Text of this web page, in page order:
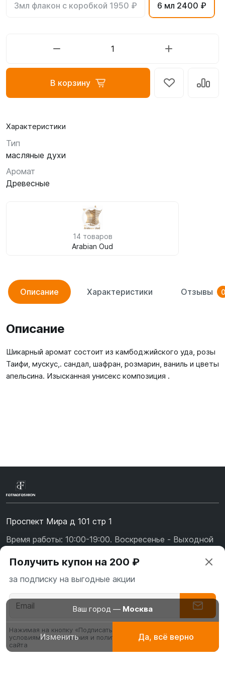
Абаи
эксклюзивные
Платья для
молитвы, намаза
3мл флакон с коробкой 1950 ₽ 6 мл 2400 ₽
В корзину
Характеристики
Тип
масляные духи
Аромат
Древесные
14 товаров
Arabian Oud
Описание Характеристики Отзывы 0
Описание
Шикарный аромат состоит из камбоджийского уда, розы
Таифи, мускус,. сандал, шафран, розмарин, ваниль и цветы
апельсина. Изысканная унисекс композиция .
Проспект Мира д 101 стр 1
Время работы: 10:00-19:00. Воскресенье - Выходной
+7 (926) 478-75-47
fatmafashion@mail.ru
О бренде
Доставка
Оплата
Получить купон на 200 ₽
за подписку на выгодные акции
Нажимая на кнопку «Подписаться» вы соглашаетесь с
условиями пользования и политикой конфиденциальности
сайта
Ваш город — Москва
Изменить Да, всё верно